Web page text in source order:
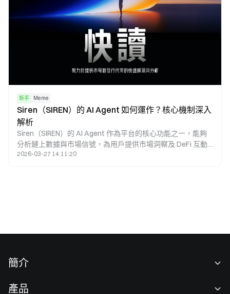
新手 Meme
Siren（SIREN）的 AI Agent 如何運作？核心機制深入
解析
Siren（SIREN）的 AI Agent 作為平台的核心功能之一，能夠
分析鏈上數據與市場信號，為用戶提供市場洞察及 DeFi 互動
支援。隨著加密市場數據規模持續擴大，傳統分析方法已難以
2026-03-27 14:11:20
簡介
產品